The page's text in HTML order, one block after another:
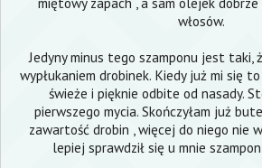
włosów.
Jedyny minus tego szamponu jest taki,
wypłukaniem drobinek. Kiedy już mi się
świeże i pięknie odbite od nasady.
pierwszego mycia. Skończyłam już
zawartość drobin , więcej do niego nie
lepiej sprawdził się u mnie